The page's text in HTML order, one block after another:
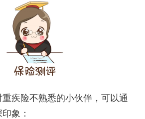
疾险不熟悉的小伙伴，可以通
象：